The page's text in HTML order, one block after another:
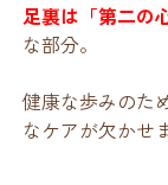
足裏は「第二の
な部分。
健康な歩みのた
なケアが欠かせ